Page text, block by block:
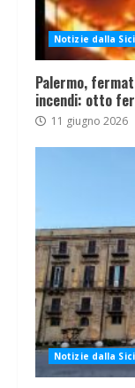
Notizie dalla
Palermo,
incendi: otto
11 giugno 2026
Notizie dalla